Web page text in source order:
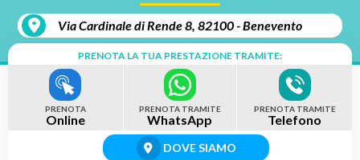
Via Cardinale di Rende 8, 82100 - Benevento
PRENOTA LA TUA PRESTAZIONE TRAMITE:
PRENOTA
Online
PRENOTA TRAMITE
WhatsApp
PRENOTA TRAMITE
Telefono
DOVE SIAMO